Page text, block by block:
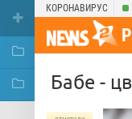
КОРОНАВИРУС
Бабе -